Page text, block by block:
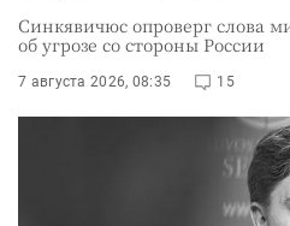
Синкявичюс опроверг слова
об угрозе со стороны России
7 августа 2026, 08:35 15